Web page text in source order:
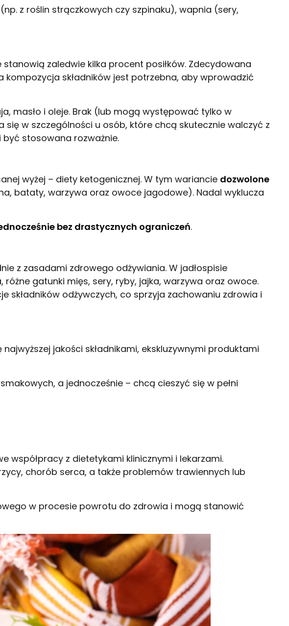
z roślin strączkowych czy szpinaku), wapnia (sery,
zaledwie kilka procent posiłków. Zdecydowana
kompozycja składników jest potrzebna, aby wprowadzić
masło i oleje. Brak (lub mogą występować tylko w
w szczególności u osób, które chcą skutecznie walczyć z
stosowana rozważnie.
wyżej – diety ketogenicznej. W tym wariancie dozwolone
bataty, warzywa oraz owoce jagodowe). Nadal wyklucza
bez drastycznych ograniczeń.
z zasadami zdrowego odżywiania. W jadłospisie
gatunki mięs, sery, ryby, jajka, warzywa oraz owoce.
odżywczych, co sprzyja zachowaniu zdrowia i
jakości składnikami, ekskluzywnymi produktami
a jednocześnie – chcą cieszyć się w pełni
z dietetykami klinicznymi i lekarzami.
chorób serca, a także problemów trawiennych lub
w procesie powrotu do zdrowia i mogą stanowić